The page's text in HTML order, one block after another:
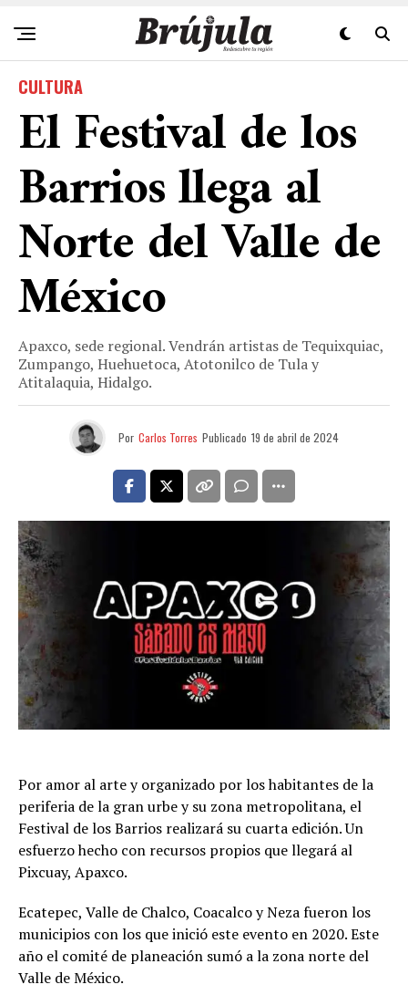
CULTURA
El Festival de los
Barrios llega al
Norte del Valle de
México
Apaxco, sede regional. Vendrán artistas de Tequixquiac,
Zumpango, Huehuetoca, Atotonilco de Tula y
Atitalaquia, Hidalgo.
Por Carlos Torres Publicado 19 de abril de 2024
Por amor al arte y organizado por los habitantes de la
periferia de la gran urbe y su zona metropolitana, el
Festival de los Barrios realizará su cuarta edición. Un
esfuerzo hecho con recursos propios que llegará al
Pixcuay, Apaxco.
Ecatepec, Valle de Chalco, Coacalco y Neza fueron los
municipios con los que inició este evento en 2020. Este
año el comité de planeación sumó a la zona norte del
Valle de México.